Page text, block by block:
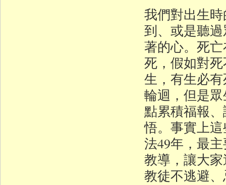
我們對出生
到、或是聽
著的心。死
死，假如對
生，有生必
輪迴，但是
點累積福報
悟。事實上
法49年，最
教導，讓大
教徒不逃避